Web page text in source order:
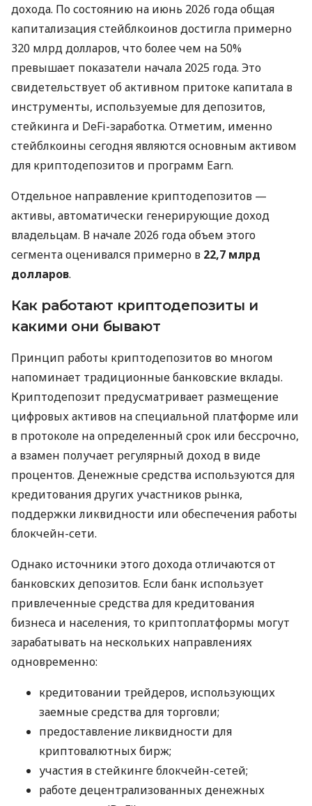
дохода. По состоянию на июнь 2026 года общая
капитализация стейблкоинов достигла примерно
320 млрд долларов, что более чем на 50%
превышает показатели начала 2025 года. Это
свидетельствует об активном притоке капитала в
инструменты, используемые для депозитов,
стейкинга и DeFi-заработка. Отметим, именно
стейблкоины сегодня являются основным активом
для криптодепозитов и программ Earn.
Отдельное направление криптодепозитов —
активы, автоматически генерирующие доход
владельцам. В начале 2026 года объем этого
сегмента оценивался примерно в 22,7 млрд
долларов.
Как работают криптодепозиты и
какими они бывают
Принцип работы криптодепозитов во многом
напоминает традиционные банковские вклады.
Криптодепозит предусматривает размещение
цифровых активов на специальной платформе или
в протоколе на определенный срок или бессрочно,
а взамен получает регулярный доход в виде
процентов. Денежные средства используются для
кредитования других участников рынка,
поддержки ликвидности или обеспечения работы
блокчейн-сети.
Однако источники этого дохода отличаются от
банковских депозитов. Если банк использует
привлеченные средства для кредитования
бизнеса и населения, то криптоплатформы могут
зарабатывать на нескольких направлениях
одновременно:
кредитовании трейдеров, использующих
заемные средства для торговли;
предоставление ликвидности для
криптовалютных бирж;
участия в стейкинге блокчейн-сетей;
работе децентрализованных денежных